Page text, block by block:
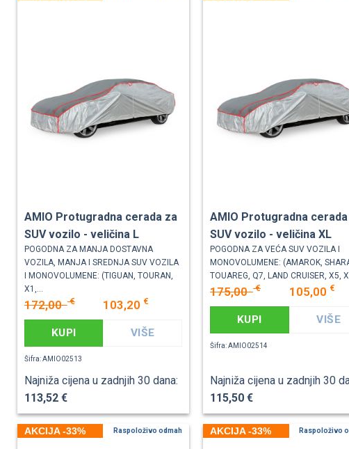
AMIO Protugradna cerada za
SUV vozilo - veličina L
POGODNA ZA MANJA DOSTAVNA
VOZILA, MANJA I SREDNJA SUV VOZILA
I MONOVOLUMENE: (TIGUAN, TOURAN,
X1,...
172,00€ 103,20 €
KUPI VIŠE
Šifra: AMIO02513
Najniža cijena u zadnjih 30 dana:
113,52 €
AMIO Protugradna
SUV vozilo - veličina XL
POGODNA ZA VEĆA SUV VOZILA I
MONOVOLUMENE: (AMAROK,
TOUAREG, Q7, LAND CRUISER, X5,
175,00€ 105,00 €
KUPI VIŠE
Šifra: AMIO02514
Najniža cijena u zadnjih 30
115,50 €
AKCIJA -33% Raspoloživo odmah AKCIJA -33% Raspoloživo